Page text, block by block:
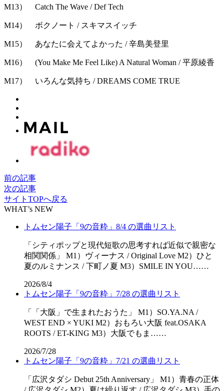
M13） Catch The Wave / Def Tech
M14） ボクノート / スキマスイッチ
M15） あなたに会えてよかった / 辛島美登里
M16） (You Make Me Feel Like) A Natural Woman / 平原綾香
M17） いろんな気持ち / DREAMS COME TRUE
前の記事
次の記事
サイトTOPへ戻る
WHAT’s NEW
トムセン陽子「9の音粋」8/4 の選曲リスト
「シティポップと現代短歌の思考すれば近似で親密な
相関関係」 M1）ヴィーナス / Original Love M2）ひと
夏のルミナンス / 下町ノ夏 M3）SMILE IN YOU……
2026/8/4
トムセン陽子「9の音粋」7/28 の選曲リスト
「「⼤阪」で⽣まれたおうた」 M1）SO.YA.NA /
WEST END × YUKI M2）おもろい大阪 feat.OSAKA
ROOTS / ET-KING M3）大阪でもま……
2026/7/28
トムセン陽子「9の音粋」7/21 の選曲リスト
「広沢タダシ Debut 25th Anniversary」 M1）青春の正体